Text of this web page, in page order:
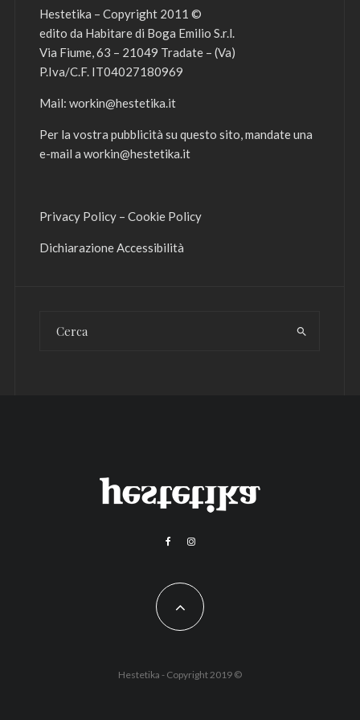
Hestetika – Copyright 2011 ©
edito da Habitare di Boga Emilio S.r.l.
Via Fiume, 63 – 21049 Tradate – (Va)
P.Iva/C.F. IT04027180969
Mail: workin@hestetika.it
Per la vostra pubblicità su questo sito, mandate una
e-mail a workin@hestetika.it
Privacy Policy – Cookie Policy
Dichiarazione Accessibilità
Hestetika - Copyright 2019 ©